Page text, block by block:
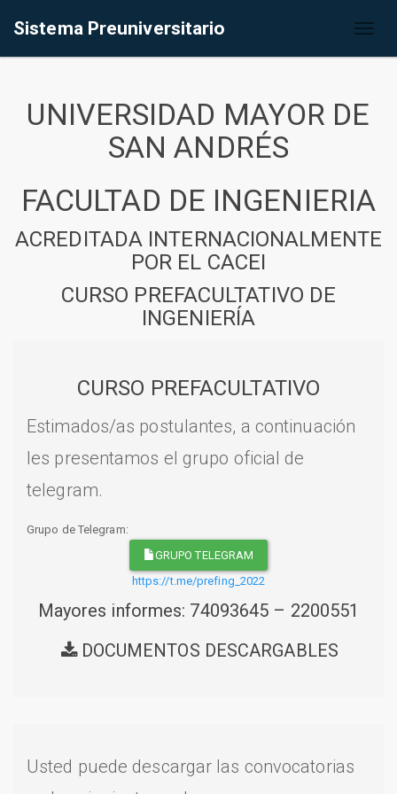
Sistema Preuniversitario
UNIVERSIDAD MAYOR DE
SAN ANDRÉS
FACULTAD DE INGENIERIA
ACREDITADA INTERNACIONALMENTE
POR EL CACEI
CURSO PREFACULTATIVO DE
INGENIERÍA
CURSO PREFACULTATIVO
Estimados/as postulantes, a continuación
les presentamos el grupo oficial de
telegram.
Grupo de Telegram:
GRUPO TELEGRAM
https://t.me/prefing_2022
Mayores informes: 74093645 – 2200551
DOCUMENTOS DESCARGABLES
Usted puede descargar las convocatorias